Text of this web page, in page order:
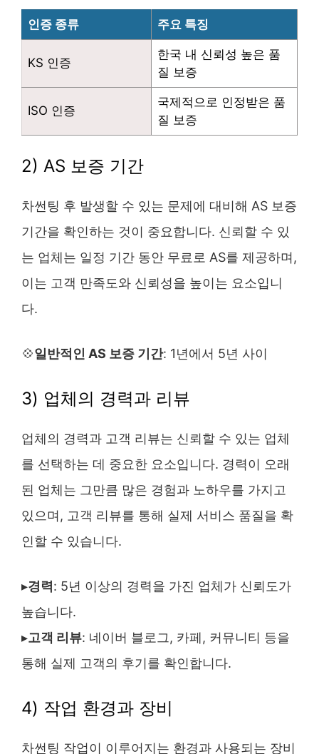
인증 종류 주요 특징
KS 인증
한국 내 신뢰성 높은 품
질 보증
ISO 인증
국제적으로 인정받은 품
질 보증
2) AS 보증 기간
차썬팅 후 발생할 수 있는 문제에 대비해 AS 보증
기간을 확인하는 것이 중요합니다. 신뢰할 수 있
는 업체는 일정 기간 동안 무료로 AS를 제공하며,
이는 고객 만족도와 신뢰성을 높이는 요소입니
다.
💠일반적인 AS 보증 기간: 1년에서 5년 사이
3) 업체의 경력과 리뷰
업체의 경력과 고객 리뷰는 신뢰할 수 있는 업체
를 선택하는 데 중요한 요소입니다. 경력이 오래
된 업체는 그만큼 많은 경험과 노하우를 가지고
있으며, 고객 리뷰를 통해 실제 서비스 품질을 확
인할 수 있습니다.
▸경력 : 5년 이상의 경력을 가진 업체가 신뢰도가
높습니다.
▸고객 리뷰: 네이버 블로그, 카페, 커뮤니티 등을
통해 실제 고객의 후기를 확인합니다.
4) 작업 환경과 장비
차썬팅 작업이 이루어지는 환경과 사용되는 장비